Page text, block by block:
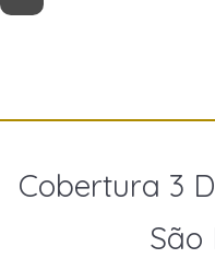
Cobertura 3
São